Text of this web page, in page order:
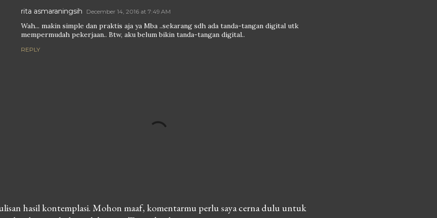
rita asmaraningsih December 14, 2016 at 7:49 AM
Wah... makin simple dan praktis aja ya Mba ..sekarang sdh ada tanda-tangan digital utk
mempermudah pekerjaan.. Btw, aku belum bikin tanda-tangan digital..
REPLY
hasil kontemplasi. Mohon maaf, komentarmu perlu saya cerna dulu untuk